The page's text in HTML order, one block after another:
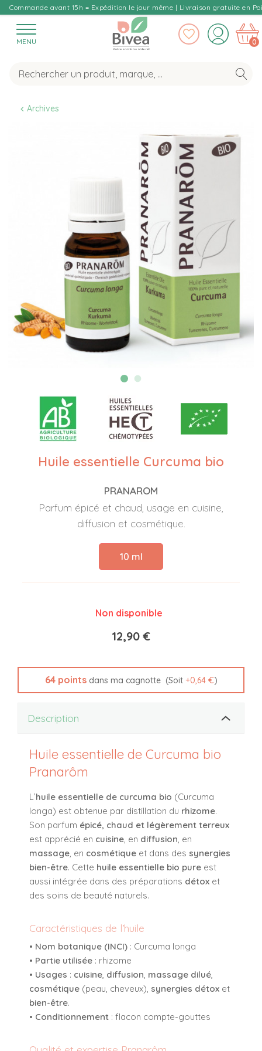
Commande avant 15h = Expédition le jour même | Livraison gratuite en
MENU 0
Archives
Huile essentielle Curcuma bio
PRANAROM
Parfum épicé et chaud, usage en cuisine,
diffusion et cosmétique.
10 ml
Non disponible
12,90 €
64pointsdans ma cagnotte (Soit +0,64 €)
Description
Huile essentielle de Curcuma bio
Pranarôm
L’huile essentielle de curcuma bio (Curcuma
longa) est obtenue par distillation du rhizome.
Son parfum épicé, chaud et légèrement terreux
est apprécié en cuisine, en diffusion, en
massage, en cosmétique et dans des synergies
bien-être. Cette huile essentielle bio pure est
aussi intégrée dans des préparations détox et
des soins de beauté naturels.
Caractéristiques de l’huile
• Nom botanique (INCI) : Curcuma longa
• Partie utilisée : rhizome
• Usages : cuisine, diffusion, massage dilué,
cosmétique (peau, cheveux), synergies détox et
bien-être.
• Conditionnement : flacon compte-gouttes